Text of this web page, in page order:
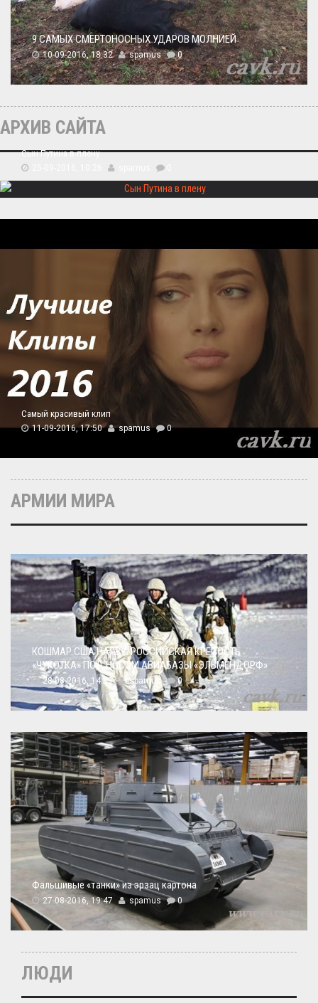
9 САМЫХ СМЕРТОНОСНЫХ УДАРОВ МОЛНИЕЙ
10-09-2016, 18:32 spamus 0
АРХИВ САЙТА
Сын Путина в плену
Самый красивый клип
11-09-2016, 17:50 spamus 0
АРМИИ МИРА
КОШМАР США НАЯВУ: РОССИЙСКАЯ КРЕПОСТЬ
«ЧУКОТКА» ПОД НОСОМ АВИАБАЗЫ «ЭЛЬМЕНДОРФ»
28-08-2016, 14:39 spamus 0
Фальшивые «танки» из эрзац картона
27-08-2016, 19:47 spamus 0
ЛЮДИ